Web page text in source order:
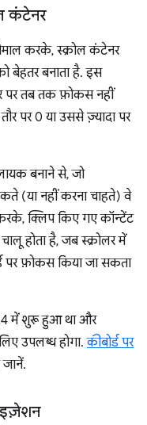
कंटेनर
करके, स्क्रोल कंटेनर
बनाता है. इस
पर तब तक फ़ोकस नहीं
पर 0 या उससे ज़्यादा पर
बनाने से, जो
(या नहीं करना चाहते) वे
क्लिप किए गए कॉन्टेंट
होता है, जब स्क्रोलर में
पर फ़ोकस किया जा सकता
में शुरू हुआ था और
उपलब्ध होगा.कीबोर्ड पर